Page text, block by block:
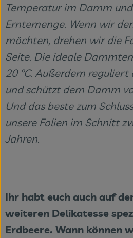
Temperatur im Damm
Erntemenge. Wenn wir
möchten, drehen wir die
Seite. Die ideale
20 °C. Außerdem
und schützt dem Damm
Und das beste zum
unsere Folien im Schnitt
Jahren.
Ihr habt euch auch auf
weiteren Delikatesse
Erdbeere. Wann können